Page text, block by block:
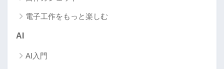
電子工作をもっと楽しむ
AI
AI入門